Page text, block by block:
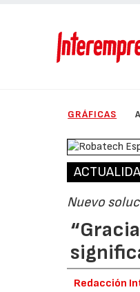
GRÁFICAS
Nuevo
Redacción